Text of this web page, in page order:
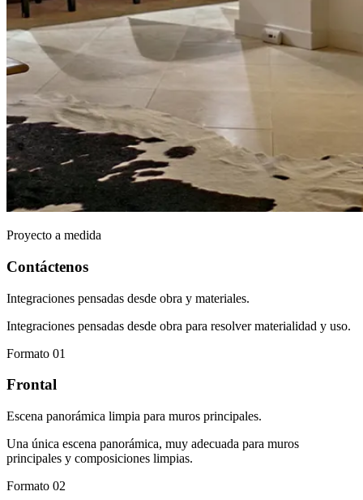
Proyecto a medida
Contáctenos
Integraciones pensadas desde obra y materiales.
Integraciones pensadas desde obra para resolver materialidad y uso.
Formato 01
Frontal
Escena panorámica limpia para muros principales.
Una única escena panorámica, muy adecuada para muros
principales y composiciones limpias.
Formato 02